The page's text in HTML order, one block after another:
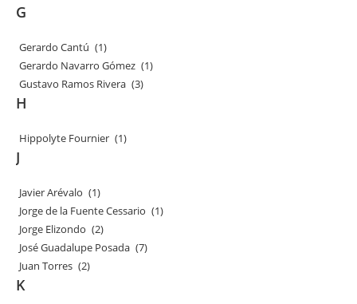
G
Gerardo Cantú (1)
Gerardo Navarro Gómez (1)
Gustavo Ramos Rivera (3)
H
Hippolyte Fournier (1)
J
Javier Arévalo (1)
Jorge de la Fuente Cessario (1)
Jorge Elizondo (2)
José Guadalupe Posada (7)
Juan Torres (2)
K